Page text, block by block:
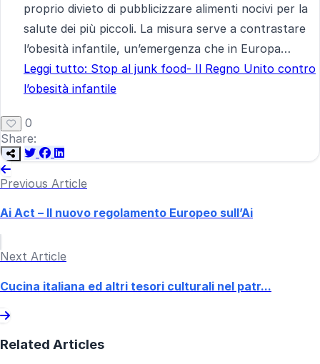
proprio divieto di pubblicizzare alimenti nocivi per la
salute dei più piccoli. La misura serve a contrastare
l’obesità infantile, un’emergenza che in Europa…
Leggi tutto: Stop al junk food- Il Regno Unito contro
l’obesità infantile
0
Share:
Previous Article
Ai Act – Il nuovo regolamento Europeo sull’Ai
Next Article
Cucina italiana ed altri tesori culturali nel patr...
Related Articles